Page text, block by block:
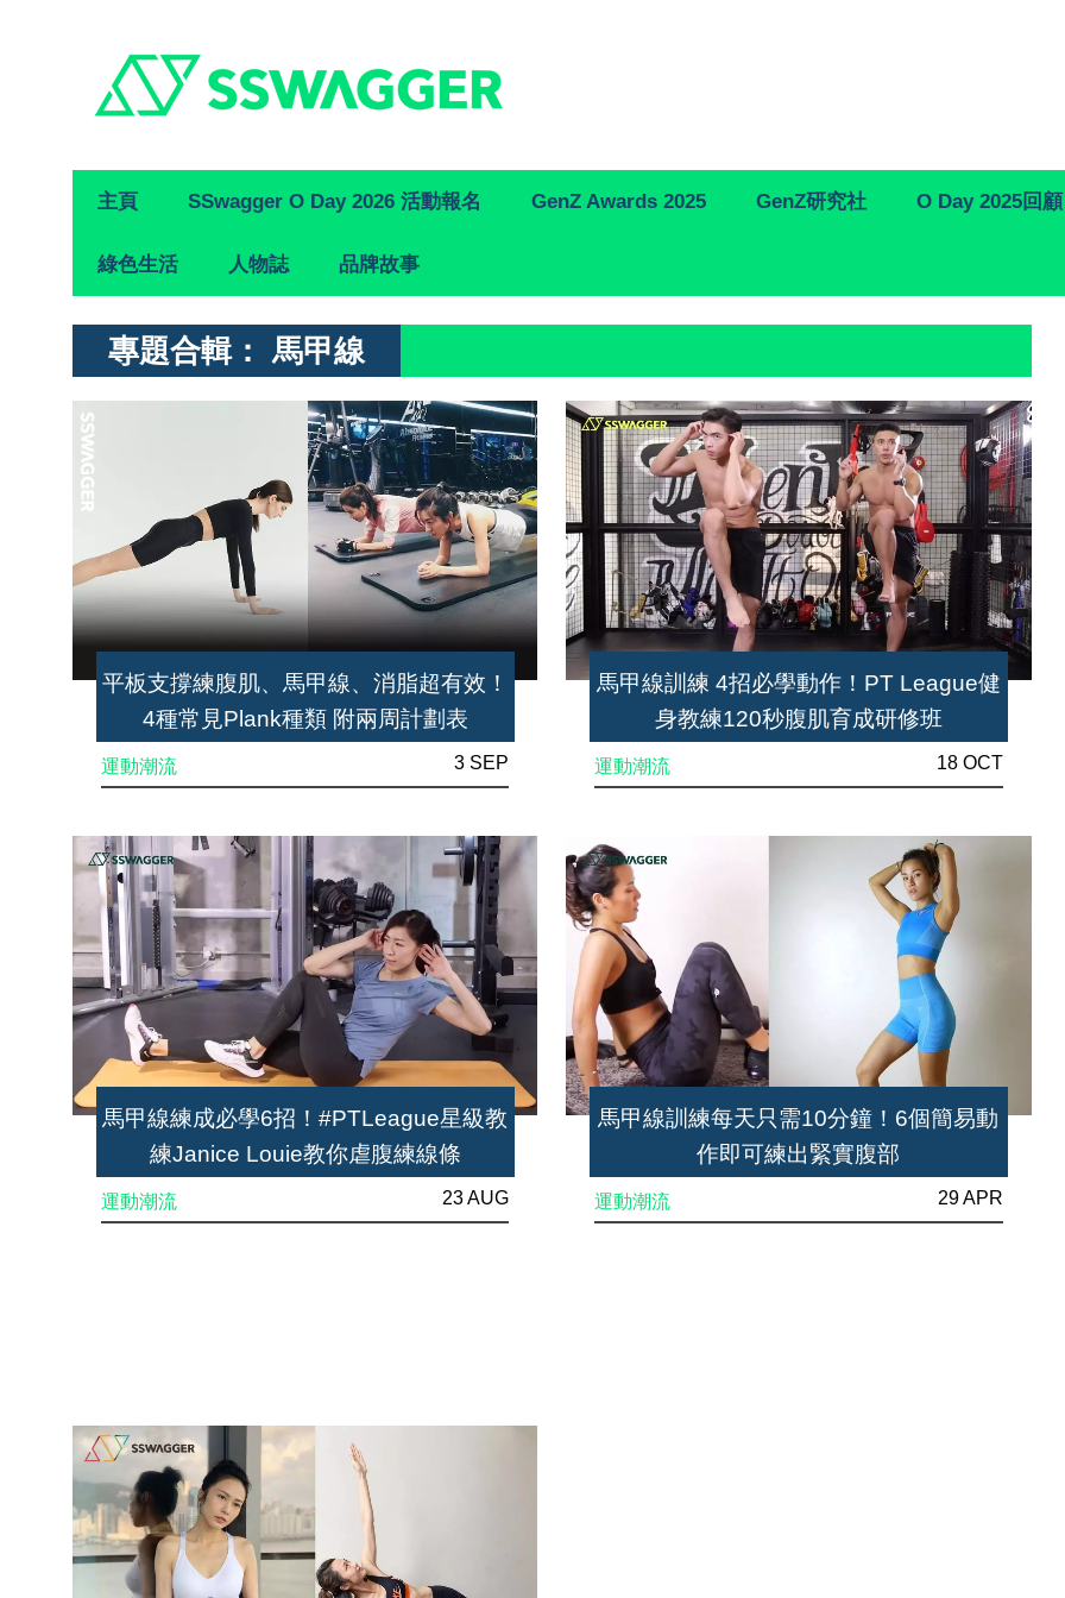
Primary
Navigation
主頁 SSwagger O Day 2026 活動報名 GenZ Awards 2025 GenZ研究社 O Day 2025回顧
綠色生活 人物誌 品牌故事
專題合輯： 馬甲線
平板支撐練腹肌、馬甲線、消脂超有效！
4種常見Plank種類 附兩周計劃表
運動潮流 3 SEP
馬甲線練成必學6招！#PTLeague星級教
練Janice Louie教你虐腹練線條
運動潮流 23 AUG
馬甲線訓練 4招必學動作！PT League健
身教練120秒腹肌育成研修班
運動潮流 18 OCT
馬甲線訓練每天只需10分鐘！6個簡易動
作即可練出緊實腹部
運動潮流 29 APR